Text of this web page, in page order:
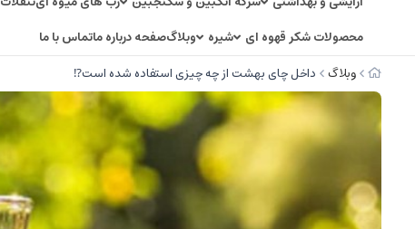
محصولات شکر قهوه ای
شیره وبلاگصفحه درباره ماتماس با ما
وبلاگ
داخل چای بهشت از چه چیزی استفاده شده است⁉️